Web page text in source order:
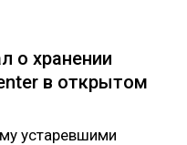
о хранении
в открытом
устаревшими